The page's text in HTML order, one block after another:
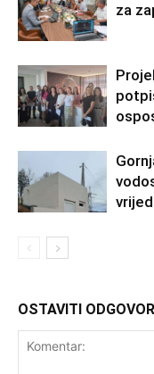
za
OSTAVITI ODGOVOR